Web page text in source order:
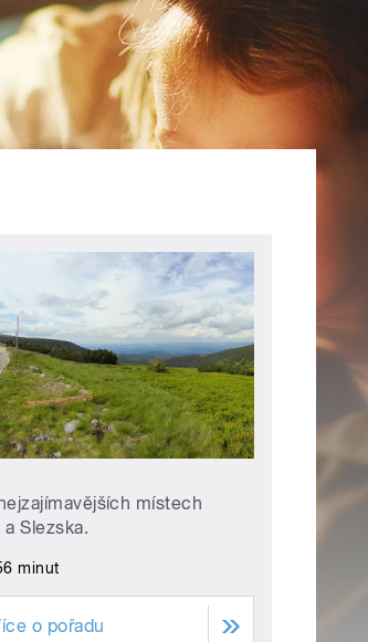
místech
Slezska.
minut
o pořadu